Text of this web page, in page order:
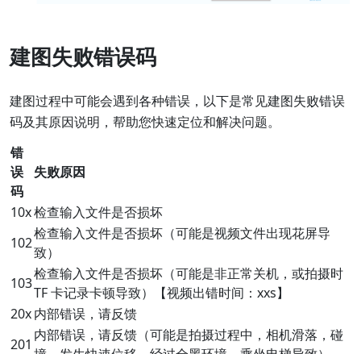
建图失败错误码
建图过程中可能会遇到各种错误，以下是常见建图失败错误
码及其原因说明，帮助您快速定位和解决问题。
错
误
码
失败原因
10x检查输入文件是否损坏
102
检查输入文件是否损坏（可能是视频文件出现花屏导
致）
103
检查输入文件是否损坏（可能是非正常关机，或拍摄时
TF 卡记录卡顿导致）【视频出错时间：xxs】
20x内部错误，请反馈
201
内部错误，请反馈（可能是拍摄过程中，相机滑落，碰